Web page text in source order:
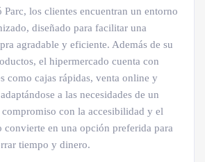
los clientes encuentran un entorno
diseñado para facilitar una
agradable y eficiente. Además de su
el hipermercado cuenta con
como cajas rápidas, venta online y
a las necesidades de un
con la accesibilidad y el
en una opción preferida para
tiempo y dinero.